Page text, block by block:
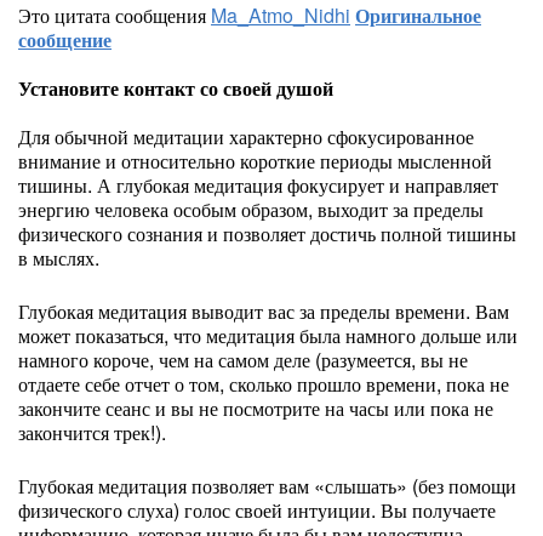
Это цитата сообщения Ma_Atmo_Nidhi Оригинальное
сообщение
Установите контакт со своей душой
Для обычной медитации характерно сфокусированное
внимание и относительно короткие периоды мысленной
тишины. А глубокая медитация фокусирует и направляет
энергию человека особым образом, выходит за пределы
физического сознания и позволяет достичь полной тишины
в мыслях.
Глубокая медитация выводит вас за пределы времени. Вам
может показаться, что медитация была намного дольше или
намного короче, чем на самом деле (разумеется, вы не
отдаете себе отчет о том, сколько прошло времени, пока не
закончите сеанс и вы не посмотрите на часы или пока не
закончится трек!).
Глубокая медитация позволяет вам «слышать» (без помощи
физического слуха) голос своей интуиции. Вы получаете